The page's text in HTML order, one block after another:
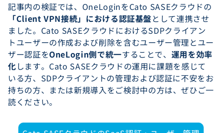
記事内の検証では、OneLoginをCato SASEクラウドの
「Client VPN接続」における認証基盤として連携させ
ました。Cato SASEクラウドにおけるSDPクライアン
トユーザーの作成および削除を含むユーザー管理とユー
ザー認証をOneLogin側で統一することで、 運用を効率
化します。Cato SASEクラウドの運用に課題を感じて
いる方、SDPクライアントの管理および認証に不安をお
持ちの方、または新規導入をご検討中の方は、ぜひご一
読ください。